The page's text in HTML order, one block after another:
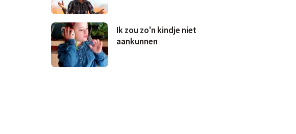
Ik zou zo'n kindje niet
aankunnen